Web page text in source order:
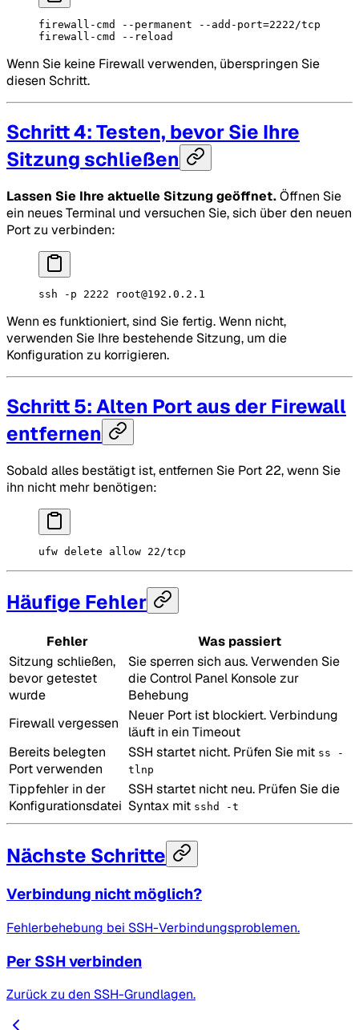
firewall-cmd --permanent --add-port=2222/tcp
firewall-cmd
--reload
Wenn Sie keine Firewall verwenden, überspringen Sie
diesen Schritt.
Schritt 4: Testen, bevor Sie Ihre
Sitzung schließen
Lassen Sie Ihre aktuelle Sitzung geöffnet.Öffnen Sie
ein neues Terminal und versuchen Sie, sich über den neuen
Port zu verbinden:
ssh -p 2222 root@192.0.2.1
Wenn es funktioniert, sind Sie fertig. Wenn nicht,
verwenden Sie Ihre bestehende Sitzung, um die
Konfiguration zu korrigieren.
Schritt 5: Alten Port aus der Firewall
entfernen
Sobald alles bestätigt ist, entfernen Sie Port 22, wenn Sie
ihn nicht mehr benötigen:
ufw delete allow 22/tcp
Häufige Fehler
Fehler
Was passiert
Sitzung schließen,
bevor getestet
wurde
Sie sperren sich aus. Verwenden Sie
die Control Panel Konsole zur
Behebung
Firewall vergessen
Neuer Port ist blockiert. Verbindung
läuft in ein Timeout
Bereits belegten
Port verwenden
SSH startet nicht. Prüfen Sie mit ss -
tlnp
Tippfehler in der
Konfigurationsdatei
SSH startet nicht neu. Prüfen Sie die
Syntax mit sshd -t
Nächste Schritte
Verbindung nicht möglich?
Fehlerbehebung bei SSH-Verbindungsproblemen.
Per SSH verbinden
Zurück zu den SSH-Grundlagen.